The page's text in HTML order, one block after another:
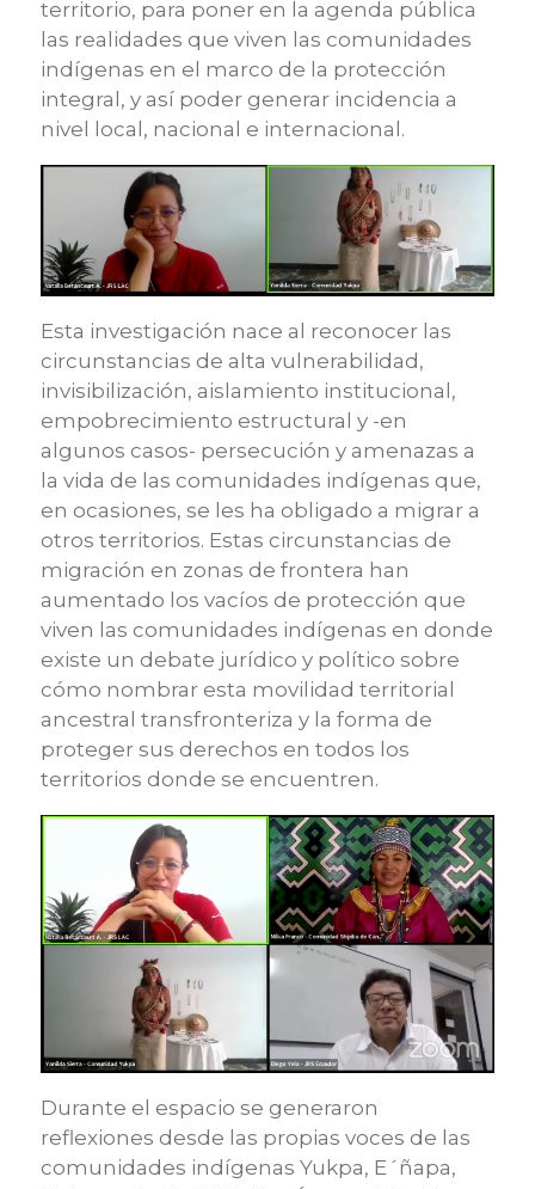
territorio, para poner en la agenda pública
las realidades que viven las comunidades
indígenas en el marco de la protección
integral, y así poder generar incidencia a
nivel local, nacional e internacional.
Esta investigación nace al reconocer las
circunstancias de alta vulnerabilidad,
invisibilización, aislamiento institucional,
empobrecimiento estructural y -en
algunos casos- persecución y amenazas a
la vida de las comunidades indígenas que,
en ocasiones, se les ha obligado a migrar a
otros territorios. Estas circunstancias de
migración en zonas de frontera han
aumentado los vacíos de protección que
viven las comunidades indígenas en donde
existe un debate jurídico y político sobre
cómo nombrar esta movilidad territorial
ancestral transfronteriza y la forma de
proteger sus derechos en todos los
territorios donde se encuentren.
Durante el espacio se generaron
reflexiones desde las propias voces de las
comunidades indígenas Yukpa, E´ñapa,